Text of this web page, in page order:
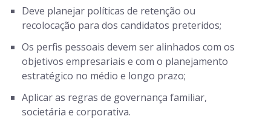
Deve planejar políticas de retenção ou
recolocação para dos candidatos preteridos;
Os perfis pessoais devem ser alinhados com os
objetivos empresariais e com o planejamento
estratégico no médio e longo prazo;
Aplicar as regras de governança familiar,
societária e corporativa.